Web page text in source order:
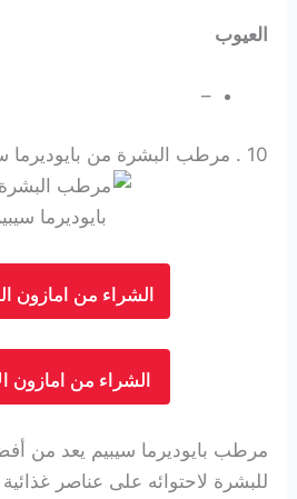
العيوب
–
10 . مرطب البشرة من بايوديرما
الشراء من امازون
الشراء من امازون
مرطب بايوديرما سيبيم يعد من
للبشرة لاحتوائه على عناصر